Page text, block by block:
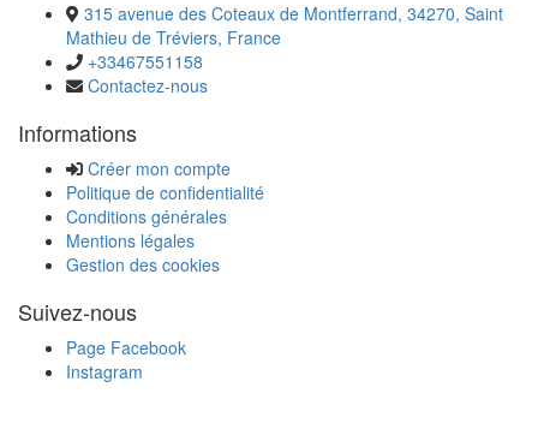
315 avenue des Coteaux de Montferrand, 34270, Saint
Mathieu de Tréviers, France
+33467551158
Contactez-nous
Informations
Créer mon compte
Politique de confidentialité
Conditions générales
Mentions légales
Gestion des cookies
Suivez-nous
Page Facebook
Instagram